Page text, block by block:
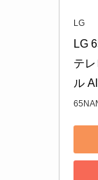
LG
LG
テ
ル